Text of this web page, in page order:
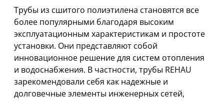
Трубы из сшитого полиэтилена становятся все
более популярными благодаря высоким
эксплуатационным характеристикам и простоте
установки. Они представляют собой
инновационное решение для систем отопления
и водоснабжения. В частности, трубы REHAU
зарекомендовали себя как надежные и
долговечные элементы инженерных сетей,